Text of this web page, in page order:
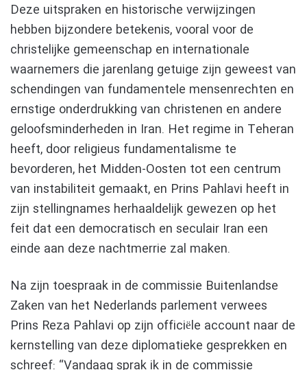
Deze uitspraken en historische verwijzingen
hebben bijzondere betekenis, vooral voor de
christelijke gemeenschap en internationale
waarnemers die jarenlang getuige zijn geweest van
schendingen van fundamentele mensenrechten en
ernstige onderdrukking van christenen en andere
geloofsminderheden in Iran. Het regime in Teheran
heeft, door religieus fundamentalisme te
bevorderen, het Midden-Oosten tot een centrum
van instabiliteit gemaakt, en Prins Pahlavi heeft in
zijn stellingnames herhaaldelijk gewezen op het
feit dat een democratisch en seculair Iran een
einde aan deze nachtmerrie zal maken.
Na zijn toespraak in de commissie Buitenlandse
Zaken van het Nederlands parlement verwees
Prins Reza Pahlavi op zijn officiële account naar de
kernstelling van deze diplomatieke gesprekken en
schreef: “Vandaag sprak ik in de commissie